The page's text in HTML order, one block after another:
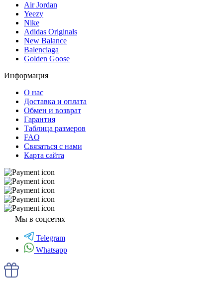
Air Jordan
Yeezy
Nike
Adidas Originals
New Balance
Balenciaga
Golden Goose
Информация
О нас
Доставка и оплата
Обмен и возврат
Гарантия
Таблица размеров
FAQ
Связаться с нами
Карта сайта
Мы в соцсетях
Telegram
Whatsapp